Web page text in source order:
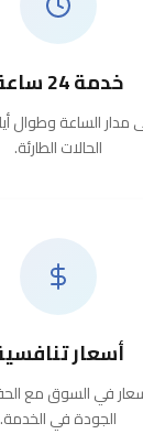
خدمة 24 ساعة
الساعة وطوال
الحالات الطارئة.
أسعار
في السوق مع
الجودة في الخدمة.